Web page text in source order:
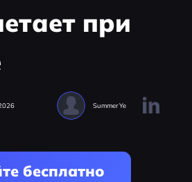
при
Summer Ye
бесплатно